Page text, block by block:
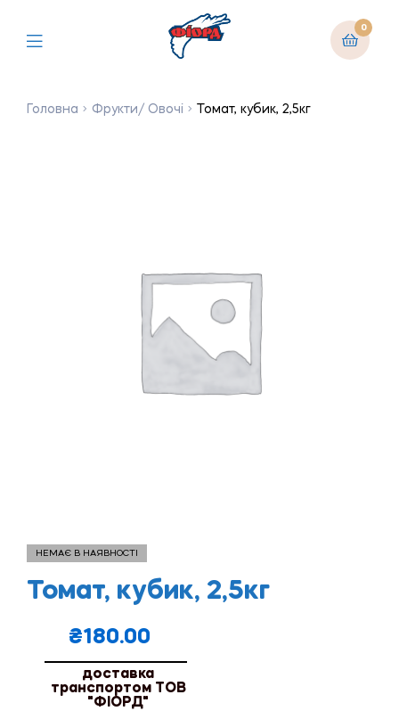
0
Головна Фрукти/ Овочі Томат, кубик, 2,5кг
НЕМАЄ В НАЯВНОСТІ
Томат, кубик, 2,5кг
₴180.00
доставка
транспортом ТОВ
"ФІОРД"